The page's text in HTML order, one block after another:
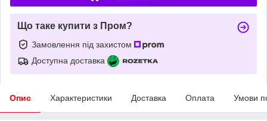
Що таке купити з Пром?
Замовлення під захистом
Доступна доставка
Опис Характеристики Доставка Оплата Умови